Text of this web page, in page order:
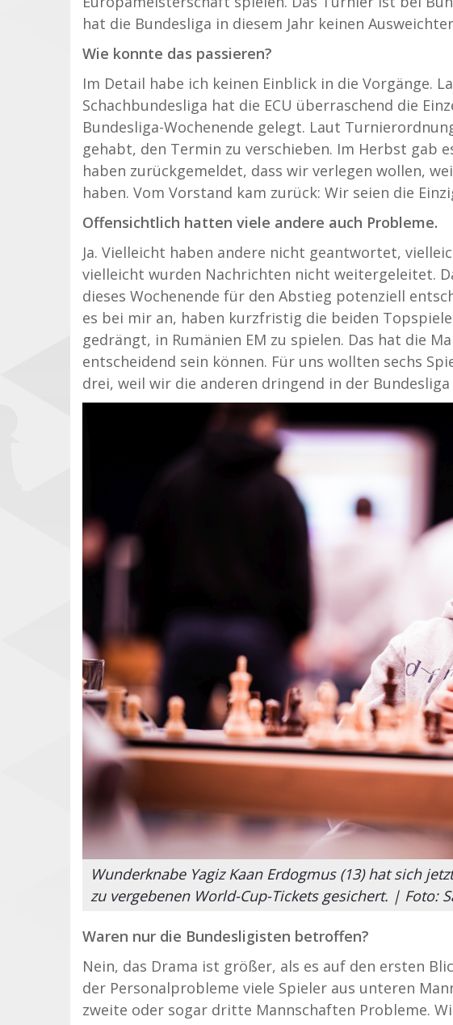
hat die Bundesliga in diesem Jahr keinen
Wie konnte das passieren?
Im Detail habe ich keinen Einblick in die Vorgänge.
Schachbundesliga hat die ECU überraschend die
Bundesliga-Wochenende gelegt. Laut
gehabt, den Termin zu verschieben. Im Herbst gab
haben zurückgemeldet, dass wir verlegen wollen,
haben. Vom Vorstand kam zurück: Wir seien die
Offensichtlich hatten viele andere auch Probleme.
Ja. Vielleicht haben andere nicht geantwortet,
vielleicht wurden Nachrichten nicht weitergeleitet.
dieses Wochenende für den Abstieg potenziell
es bei mir an, haben kurzfristig die beiden
gedrängt, in Rumänien EM zu spielen. Das hat die
entscheidend sein können. Für uns wollten sechs
drei, weil wir die anderen dringend in der
Wunderknabe Yagiz Kaan Erdogmus (13) hat sich
zu vergebenen World-Cup-Tickets gesichert. | Foto:
Waren nur die Bundesligisten betroffen?
Nein, das Drama ist größer, als es auf den ersten
der Personalprobleme viele Spieler aus unteren
zweite oder sogar dritte Mannschaften Probleme.